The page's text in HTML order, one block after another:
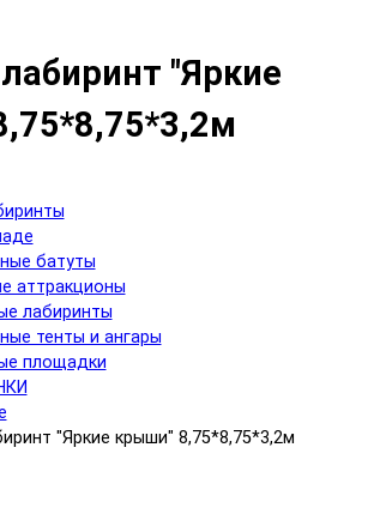
"Яркие
батуты
аттракционы
лабиринты
тенты и ангары
площадки
"Яркие крыши" 8,75*8,75*3,2м